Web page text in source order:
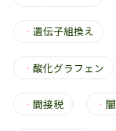
・ 遺伝子組換え
・ 酸化グラフェン
・ 間接税 ・闇